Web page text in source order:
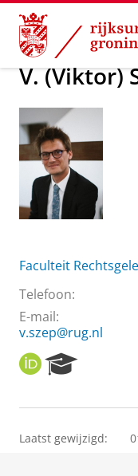
Skip
Content
Skip
Navigation
Over ons
V. (Viktor)
Faculteit
Telefoon:
E-mail:
v.szep@rug.nl
O
R
I
e
r
Laatst gewijzigd: